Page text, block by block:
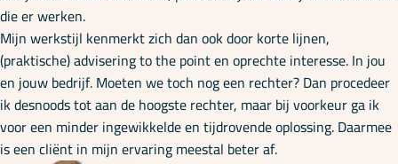
die er werken.
Mijn werkstijl kenmerkt zich dan ook door korte lijnen,
(praktische) advisering to the point en oprechte interesse. In jou
en jouw bedrijf. Moeten we toch nog een rechter? Dan procedeer
ik desnoods tot aan de hoogste rechter, maar bij voorkeur ga ik
voor een minder ingewikkelde en tijdrovende oplossing. Daarmee
is een cliënt in mijn ervaring meestal beter af.